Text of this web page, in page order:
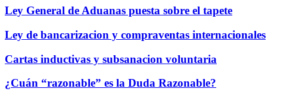
Ley General de Aduanas puesta sobre el tapete
Ley de bancarizacion y compraventas internacionales
Cartas inductivas y subsanacion voluntaria
¿Cuán “razonable” es la Duda Razonable?